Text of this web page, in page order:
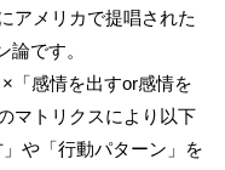
アメリカで提唱された
です。
「感情を出すor感情を
マトリクスにより以下
や「行動パターン」を